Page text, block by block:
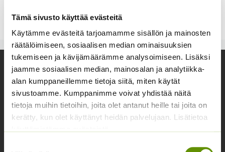
Tämä sivusto käyttää evästeitä
Käytämme evästeitä tarjoamamme sisällön ja mainosten
räätälöimiseen, sosiaalisen median ominaisuuksien
tukemiseen ja kävijämäärämme analysoimiseen. Lisäksi
jaamme sosiaalisen median, mainosalan ja analytiikka-
alan kumppaneillemme tietoja siitä, miten käytät
sivustoamme. Kumppanimme voivat yhdistää näitä
tietoja muihin tietoihin, joita olet antanut heille tai joita on
kerätty, kun olet käyttänyt heidän palvelujaan. Lisätietoa
hinta hinta
on:
arvonlisäveron
Yhteystiedot
Asiakaspalvelu avoinna arkisin klo 10-17
02 631 9700